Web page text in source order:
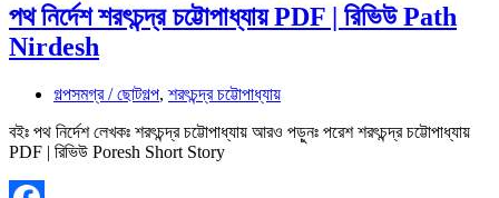
পথ নির্দেশ শরৎচন্দ্র চট্টোপাধ্যায় PDF | রিভিউ Path
Nirdesh
গল্পসমগ্র / ছোটগল্প, শরৎচন্দ্র চট্টোপাধ্যায়
বইঃ পথ নির্দেশ লেখকঃ শরৎচন্দ্র চট্টোপাধ্যায় আরও পড়ুনঃ পরেশ শরৎচন্দ্র চট্টোপাধ্যায়
PDF | রিভিউ Poresh Short Story